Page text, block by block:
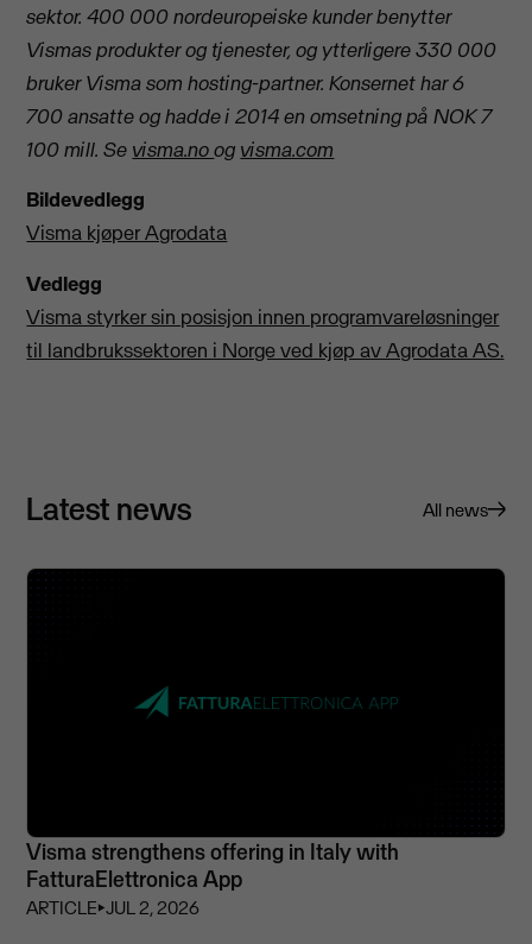
sektor. 400 000 nordeuropeiske kunder benytter
Vismas produkter og tjenester, og ytterligere 330 000
bruker Visma som hosting-partner. Konsernet har 6
700 ansatte og hadde i 2014 en omsetning på NOK 7
100 mill. Se visma.noog visma.com
Bildevedlegg
Visma kjøper Agrodata
Vedlegg
Visma styrker sin posisjon innen programvareløsninger
til landbrukssektoren i Norge ved kjøp av Agrodata AS.
Latest news All news
Visma strengthens offering in Italy with
FatturaElettronica App
ARTICLE⏵JUL 2, 2026